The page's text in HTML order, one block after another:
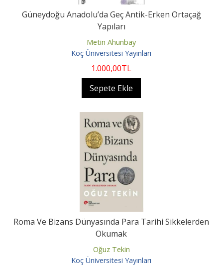
Güneydoğu Anadolu’da Geç Antik-Erken Ortaçağ
Yapıları
Metin Ahunbay
Koç Üniversitesi Yayınları
1.000,00TL
Sepete Ekle
Roma Ve Bizans Dünyasında Para Tarihi Sikkelerden
Okumak
Oğuz Tekin
Koç Üniversitesi Yayınları